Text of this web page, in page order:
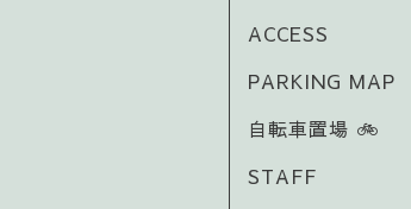
ACCESS
PARKING MAP
自転車置場 🚲️
STAFF